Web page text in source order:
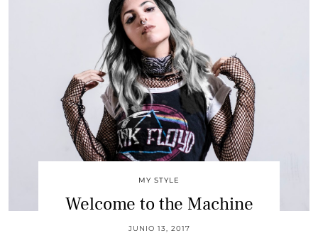
MY STYLE
Welcome to the Machine
JUNIO 13, 2017